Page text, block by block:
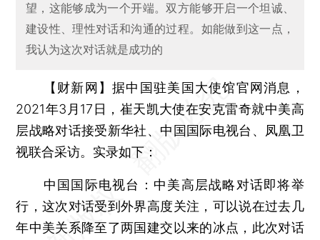
望，这能够成为一个开端。双方能够开启一个坦诚、
建设性、理性对话和沟通的过程。如能做到这一点，
我认为这次对话就是成功的
【财新网】据中国驻美国大使馆官网消息，
2021年3月17日，崔天凯大使在安克雷奇就中美高
层战略对话接受新华社、中国国际电视台、凤凰卫
视联合采访。实录如下：
中国国际电视台：中美高层战略对话即将举
行，这次对话受到外界高度关注，可以说在过去几
年中美关系降至了两国建交以来的冰点，此次对话